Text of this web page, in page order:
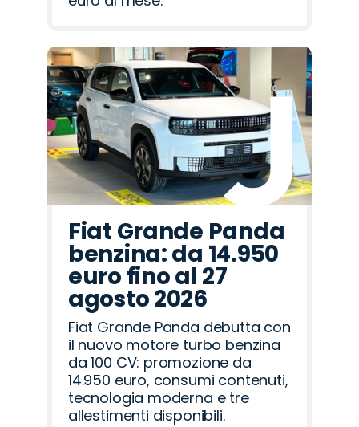
Fiat Grande Panda
benzina: da 14.950
euro fino al 27
agosto 2026
Fiat Grande Panda debutta con
il nuovo motore turbo benzina
da 100 CV: promozione da
14.950 euro, consumi contenuti,
tecnologia moderna e tre
allestimenti disponibili.